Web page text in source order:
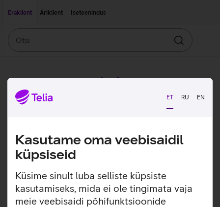
ET RU EN
Kasutame oma veebisaidil
küpsiseid
Küsime sinult luba selliste küpsiste
kasutamiseks, mida ei ole tingimata vaja
meie veebisaidi põhifunktsioonide
Eraklient
Äriklient Iseteenindus
Otsin